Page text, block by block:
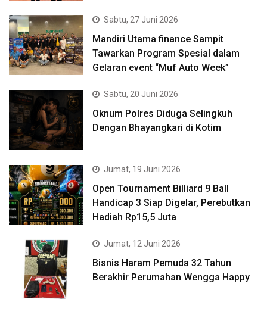
Sabtu, 27 Juni 2026
Mandiri Utama finance Sampit
Tawarkan Program Spesial dalam
Gelaran event “Muf Auto Week”
Sabtu, 20 Juni 2026
Oknum Polres Diduga Selingkuh
Dengan Bhayangkari di Kotim
Jumat, 19 Juni 2026
Open Tournament Billiard 9 Ball
Handicap 3 Siap Digelar, Perebutkan
Hadiah Rp15,5 Juta
Jumat, 12 Juni 2026
Bisnis Haram Pemuda 32 Tahun
Berakhir Perumahan Wengga Happy